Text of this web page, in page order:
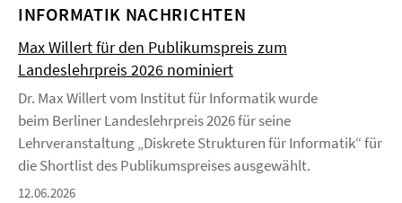
INFORMATIK NACHRICHTEN
Max Willert für den Publikumspreis zum
Landeslehrpreis 2026 nominiert
Dr. Max Willert vom Institut für Informatik wurde
beim Berliner Landeslehrpreis 2026 für seine
Lehrveranstaltung „Diskrete Strukturen für Informatik“ für
die Shortlist des Publikumspreises ausgewählt.
12.06.2026